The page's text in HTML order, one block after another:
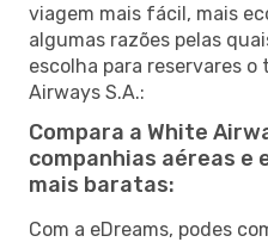
viagem mais fácil, mais
algumas razões pelas
escolha para reservares
Airways S.A.:
Compara a White
companhias aéreas
mais baratas:
Com a eDreams, podes